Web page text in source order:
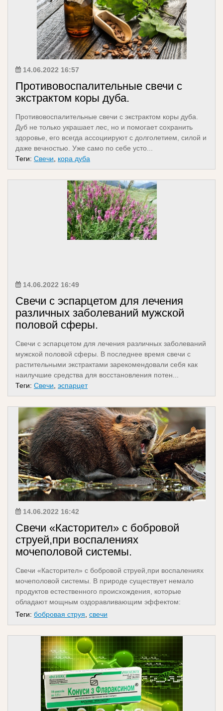
14.06.2022 16:57
Противовоспалительные свечи с
экстрактом коры дуба.
Противовоспалительные свечи с экстрактом коры дуба.
Дуб не только украшает лес, но и помогает сохранить
здоровье, его всегда ассоциируют с долголетием, силой и
даже вечностью. Уже само по себе усто...
Теги: Свечи кора дуба
14.06.2022 16:49
Свечи с эспарцетом для лечения
различных заболеваний мужской
половой сферы.
Свечи с эспарцетом для лечения различных заболеваний
мужской половой сферы. В последнее время свечи с
растительными экстрактами зарекомендовали себя как
наилучшие средства для восстановления потен...
Теги: Свечи эспарцет
14.06.2022 16:42
Свечи «Касторител» с бобровой
струей,при воспалениях
мочеполовой системы.
Свечи «Касторител» с бобровой струей,при воспалениях
мочеполовой системы. В природе существует немало
продуктов естественного происхождения, которые
обладают мощным оздоравливающим эффектом:
наприм...
Теги: бобровая струя свечи